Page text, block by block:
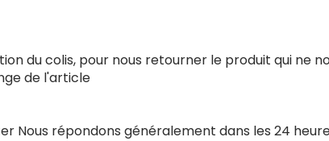
du colis, pour nous retourner le produit qui ne
de l'article
Nous répondons généralement dans les 24